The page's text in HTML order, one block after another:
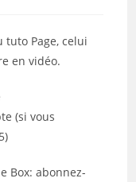
Page, celui
en vidéo.
(si vous
Box: abonnez-